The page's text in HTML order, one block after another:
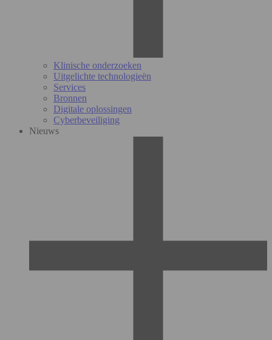
Klinische onderzoeken
Uitgelichte technologieën
Services
Bronnen
Digitale oplossingen
Cyberbeveiliging
Nieuws